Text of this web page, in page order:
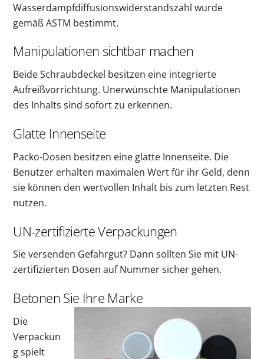
Wasserdampfdiffusionswiderstandszahl wurde
gemäß ASTM bestimmt.
Manipulationen sichtbar machen
Beide Schraubdeckel besitzen eine integrierte
Aufreißvorrichtung. Unerwünschte Manipulationen
des Inhalts sind sofort zu erkennen.
Glatte Innenseite
Packo-Dosen besitzen eine glatte Innenseite. Die
Benutzer erhalten maximalen Wert für ihr Geld, denn
sie können den wertvollen Inhalt bis zum letzten Rest
nutzen.
UN-zertifizierte Verpackungen
Sie versenden Gefahrgut? Dann sollten Sie mit UN-
zertifizierten Dosen auf Nummer sicher gehen.
Betonen Sie Ihre Marke
Die
Verpackun
g spielt